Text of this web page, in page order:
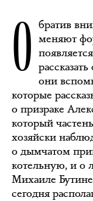
О братив
меняют
они
которые
о призраке
который
хозяйски
о дымчатом
котельную, и о
Михаиле
сегодня